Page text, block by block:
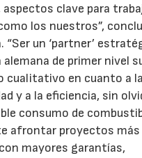
aspectos clave para
los nuestros”,
“Ser un ‘partner’
de primer nivel
cualitativo en cuanto a la
y a la eficiencia, sin
consumo de
afrontar proyectos más
mayores garantías,